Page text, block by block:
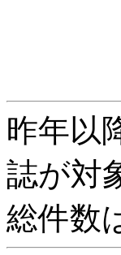
昨年以
誌が対
総件数